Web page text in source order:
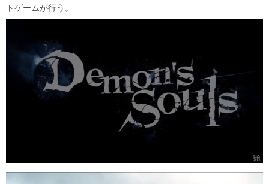
トゲームが行う。